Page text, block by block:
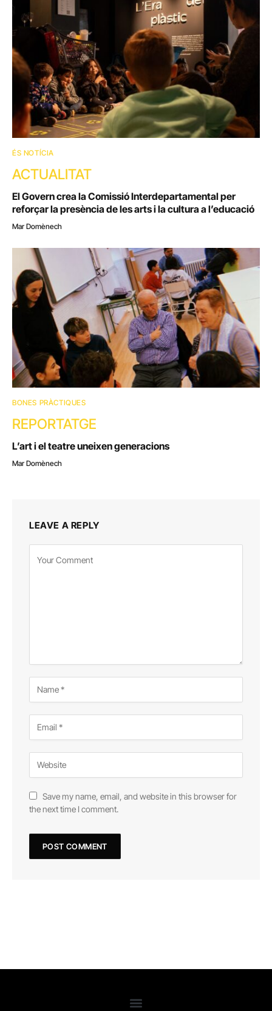
ÉS NOTÍCIA
ACTUALITAT
El Govern crea la Comissió Interdepartamental per
reforçar la presència de les arts i la cultura a l’educació
Mar Domènech
BONES PRÀCTIQUES
REPORTATGE
L’art i el teatre uneixen generacions
Mar Domènech
LEAVE A REPLY
Save my name, email, and website in this browser for
the next time I comment.